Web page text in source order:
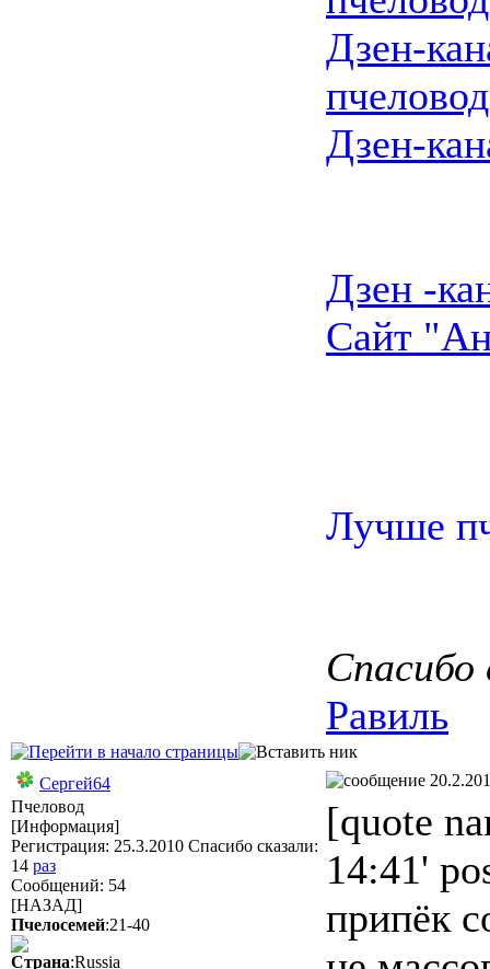
Дзен-
Дзен-
Дзен -
Сайт
Лучше
Спасибо
Равиль
Сергей64
Пчеловод
[Информация]
Регистрация: 25.3.2010 Спасибо сказали:
14 раз
Сообщений: 54
[НАЗАД]
Пчелосемей:21-40
Страна:Russia
[quote
14:41'
припёк